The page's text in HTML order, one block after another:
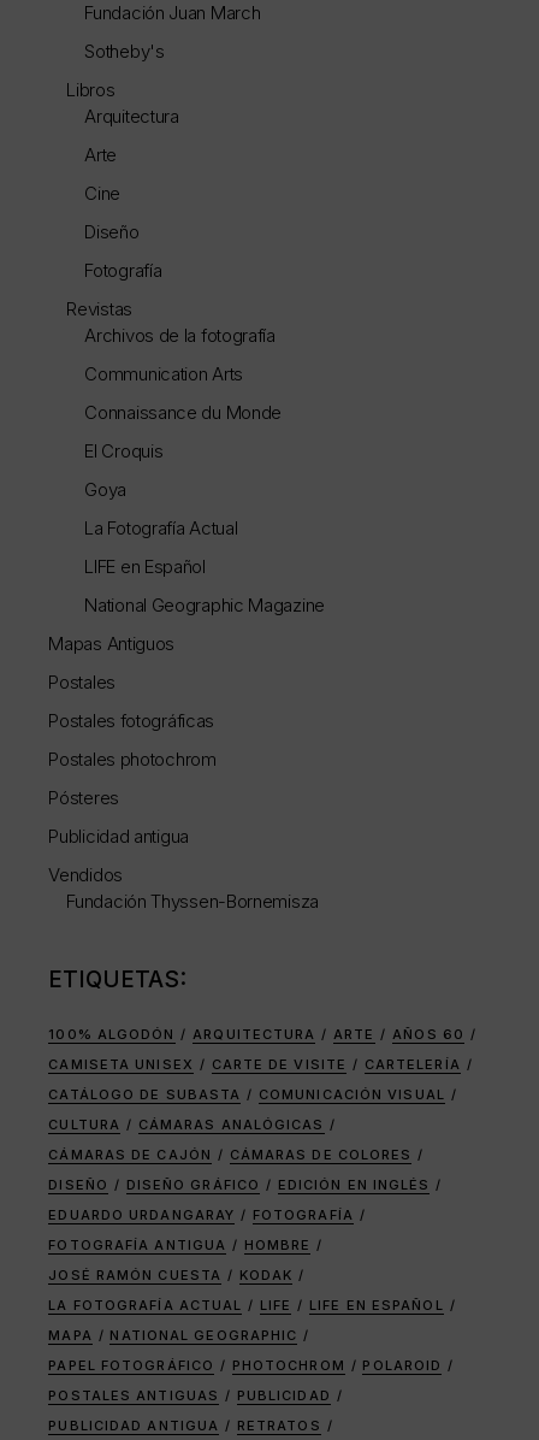
Fundación Juan March
Sotheby's
Libros
Arquitectura
Arte
Cine
Diseño
Fotografía
Revistas
Archivos de la fotografía
Communication Arts
Connaissance du Monde
El Croquis
Goya
La Fotografía Actual
LIFE en Español
National Geographic Magazine
Mapas Antiguos
Postales
Postales fotográficas
Postales photochrom
Pósteres
Publicidad antigua
Vendidos
Fundación Thyssen-Bornemisza
ETIQUETAS:
100% ALGODÓN ARQUITECTURA ARTE
AÑOS 60
CAMISETA UNISEX
CARTE DE VISITE
CARTELERÍA
CATÁLOGO DE SUBASTA
COMUNICACIÓN VISUAL
CULTURA
CÁMARAS ANALÓGICAS
CÁMARAS DE CAJÓN
CÁMARAS DE COLORES
DISEÑO
DISEÑO GRÁFICO
EDICIÓN EN INGLÉS
EDUARDO URDANGARAY
FOTOGRAFÍA
FOTOGRAFÍA ANTIGUA
HOMBRE
JOSÉ RAMÓN CUESTA
KODAK
LA FOTOGRAFÍA ACTUAL
LIFE
LIFE EN ESPAÑOL
MAPA
NATIONAL GEOGRAPHIC
PAPEL FOTOGRÁFICO
PHOTOCHROM
POLAROID
POSTALES ANTIGUAS
PUBLICIDAD
PUBLICIDAD ANTIGUA
RETRATOS